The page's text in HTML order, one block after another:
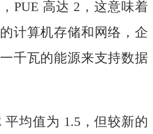
PUE 高达 2，这意味着
计算机存储和网络，企
千瓦的能源来支持数据
平均值为 1.5，但较新的